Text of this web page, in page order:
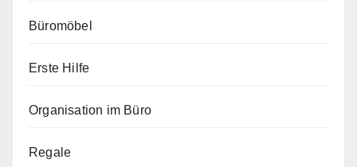
Büromöbel
Erste Hilfe
Organisation im Büro
Regale